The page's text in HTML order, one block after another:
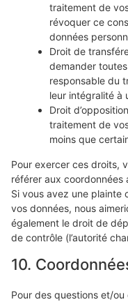
traitement de
révoquer ce
données
Droit de
demander
responsable du
leur intégralité à
Droit
traitement de
moins que
Pour exercer ces droits,
référer aux
Si vous avez une plainte
vos données, nous
également le droit de
de contrôle (l’autorité
10.
Pour des questions et/